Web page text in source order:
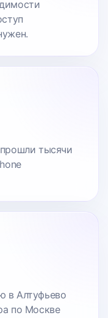
тысячи
в Алтуфьево
по Москве